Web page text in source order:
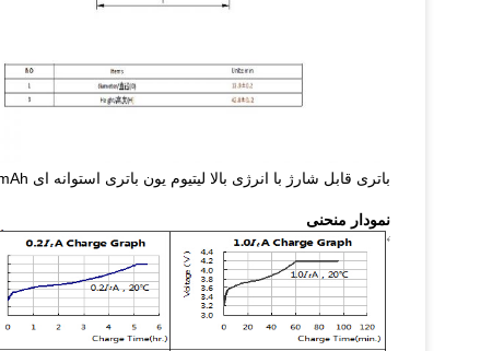
باتری قابل شارژ با انرژی بالا لیتیوم یون باتری استوانه ای LIR14430 / 700mAh
نمودار منحنی